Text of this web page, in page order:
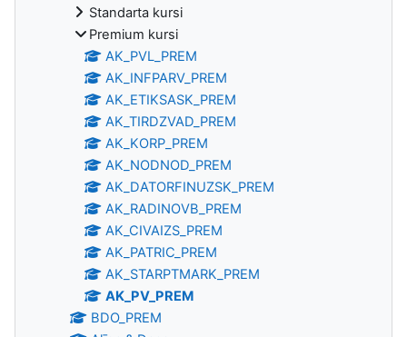
Standarta kursi
Premium kursi
AK_PVL_PREM
AK_INFPARV_PREM
AK_ETIKSASK_PREM
AK_TIRDZVAD_PREM
AK_KORP_PREM
AK_NODNOD_PREM
AK_DATORFINUZSK_PREM
AK_RADINOVB_PREM
AK_CIVAIZS_PREM
AK_PATRIC_PREM
AK_STARPTMARK_PREM
AK_PV_PREM
BDO_PREM